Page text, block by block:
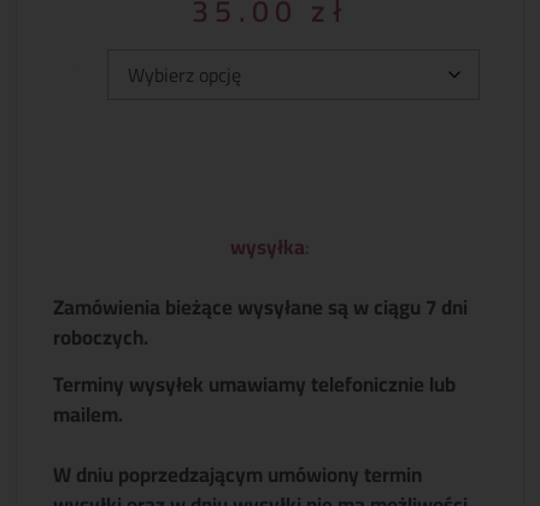
wysyłka:
Zamówienia bieżące wysyłane są w ciągu 7 dni
roboczych.
Terminy wysyłek umawiamy telefonicznie lub
mailem.
W dniu poprzedzającym umówiony termin